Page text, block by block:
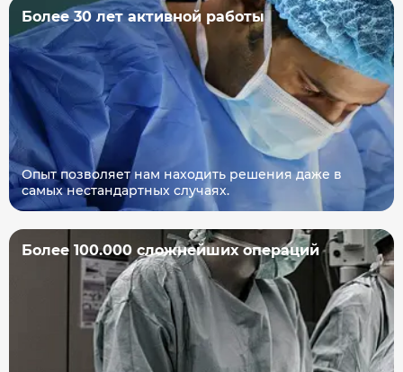
Более 30 лет активной работы
Опыт позволяет нам находить решения даже в
самых нестандартных случаях.
Более 100.000 сложнейших операций